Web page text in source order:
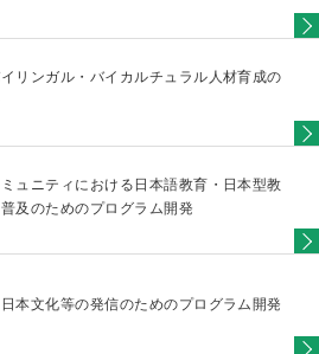
リンガル・バイカルチュラル人材育成の
ュニティにおける日本語教育・日本型教
及のためのプログラム開発
本文化等の発信のためのプログラム開発